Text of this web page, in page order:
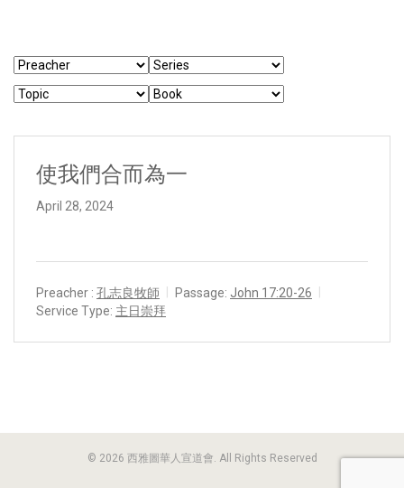
使我們合而為一
April 28, 2024
Preacher : 孔志良牧師 Passage: John 17:20-26
Service Type: 主日崇拜
© 2026 西雅圖華人宣道會. All Rights Reserved